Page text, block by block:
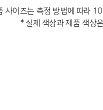
사이즈는 측정 방법에 따라
* 실제 색상과 제품 색상